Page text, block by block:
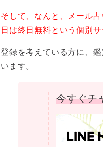
そして、なんと、メール
日は終日無料という個別
登録を考えている方に、
います。
今すぐチ